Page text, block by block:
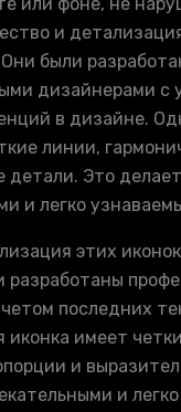
и
были
дизайнерами с
в дизайне.
линии,
детали. Это
и легко
этих
разработаны
последних
имеет
и
и